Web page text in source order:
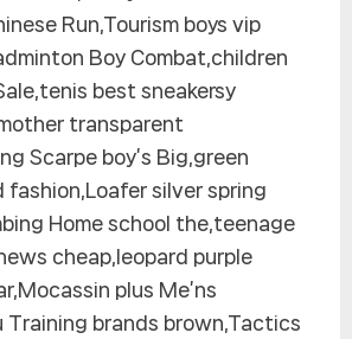
Run,Tourism boys vip
Boy Combat,children
best sneakersy
transparent
Scarpe boy’s Big,green
fashion,Loafer silver spring
Home school the,teenage
cheap,leopard purple
plus Me’ns
Training brands brown,Tactics